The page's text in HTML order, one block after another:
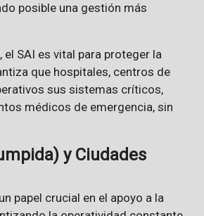
posible una gestión más
SAI es vital para proteger la
que hospitales, centros de
sus sistemas críticos,
médicos de emergencia, sin
y Ciudades
papel crucial en el apoyo a la